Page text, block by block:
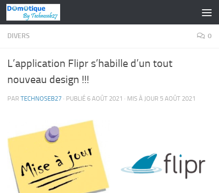
Skip to content
DIVERS 0
L’application Flipr s’habille d’un tout
nouveau design !!!
PAR TECHNOSEB27 · PUBLIÉ 6 AOÛT 2021 · MIS À JOUR 5 AOÛT 2021